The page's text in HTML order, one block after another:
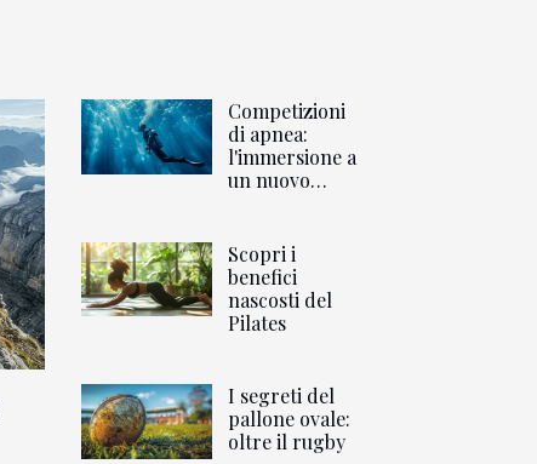
Competizioni
di apnea:
l'immersione a
un nuovo
Scopri i
benefici
nascosti del
Pilates
I segreti del
pallone ovale:
oltre il rugby